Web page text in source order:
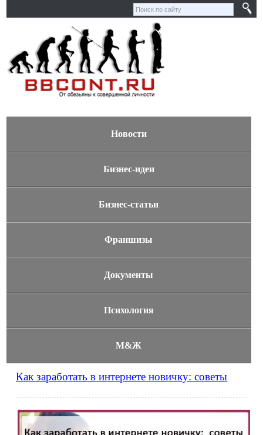
Новости
Бизнес-идеи
Бизнес-статьи
Франшизы
Документы
Психология
М&Ж
Как заработать в интернете новичку: советы